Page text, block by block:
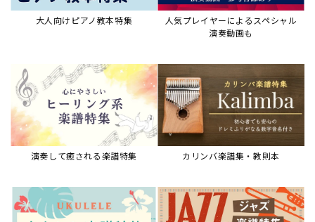
大人向けピアノ教本特集
人気プレイヤーによるスペシャル
演奏動画も
演奏して癒される楽譜特集 カリンバ楽譜集・教則本